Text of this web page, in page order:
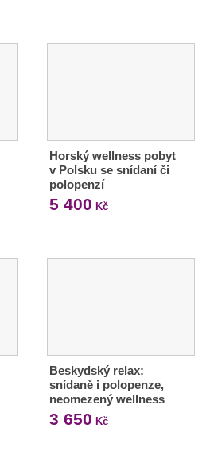
Horský wellness pobyt
v Polsku se snídaní či
polopenzí
5 400 Kč
Beskydský relax:
snídaně i polopenze,
neomezený wellness
3 650 Kč